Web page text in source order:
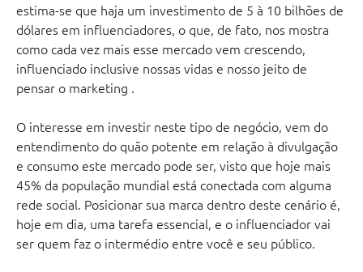
estima-se que haja um investimento de 5 à 10 bilhões de
dólares em influenciadores, o que, de fato, nos mostra
como cada vez mais esse mercado vem crescendo,
influenciado inclusive nossas vidas e nosso jeito de
pensar o marketing .
O interesse em investir neste tipo de negócio, vem do
entendimento do quão potente em relação à divulgação
e consumo este mercado pode ser, visto que hoje mais
45% da população mundial está conectada com alguma
rede social. Posicionar sua marca dentro deste cenário é,
hoje em dia, uma tarefa essencial, e o influenciador vai
ser quem faz o intermédio entre você e seu público.